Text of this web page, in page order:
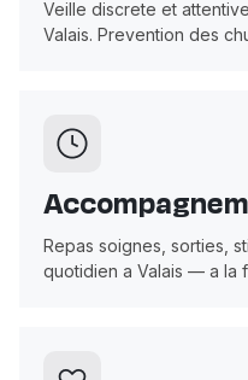
Veille discrete et
Valais. Prevention des
Repas soignes, sorties,
quotidien a Valais — a la